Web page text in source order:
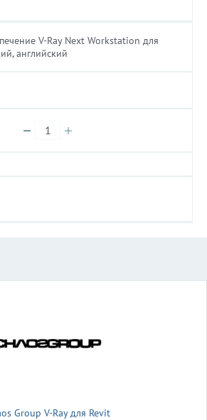
V-Ray Next Workstation для
английский
Group V-Ray для Revit